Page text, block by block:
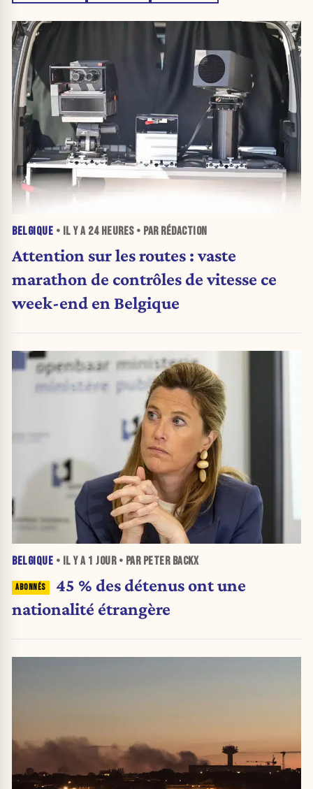
BELGIQUE • IL Y A 24 HEURES• PAR RÉDACTION
Attention sur les routes : vaste
marathon de contrôles de vitesse ce
week-end en Belgique
BELGIQUE • IL Y A 1 JOUR• PAR PETER BACKX
45 % des détenus ont une
nationalité étrangère